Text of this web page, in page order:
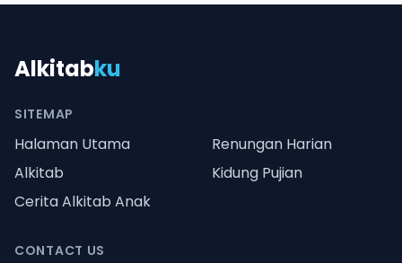
Alkitabku
SITEMAP
Halaman Utama
Renungan Harian
Alkitab
Kidung Pujian
Cerita Alkitab Anak
CONTACT US